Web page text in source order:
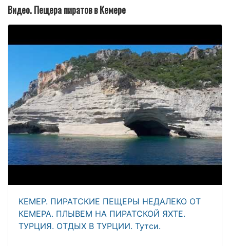
Видео. Пещера пиратов в Кемере
КЕМЕР. ПИРАТСКИЕ ПЕЩЕРЫ НЕДАЛЕКО ОТ
КЕМЕРА. ПЛЫВЕМ НА ПИРАТСКОЙ ЯХТЕ.
ТУРЦИЯ. ОТДЫХ В ТУРЦИИ. Тутси.